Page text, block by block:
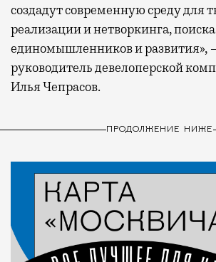
создадут современную среду для
реализации и нетворкинга, поиска
единомышленников и развития»,
руководитель девелоперской
Илья Чепрасов.
ПРОДОЛЖЕНИЕ НИЖЕ